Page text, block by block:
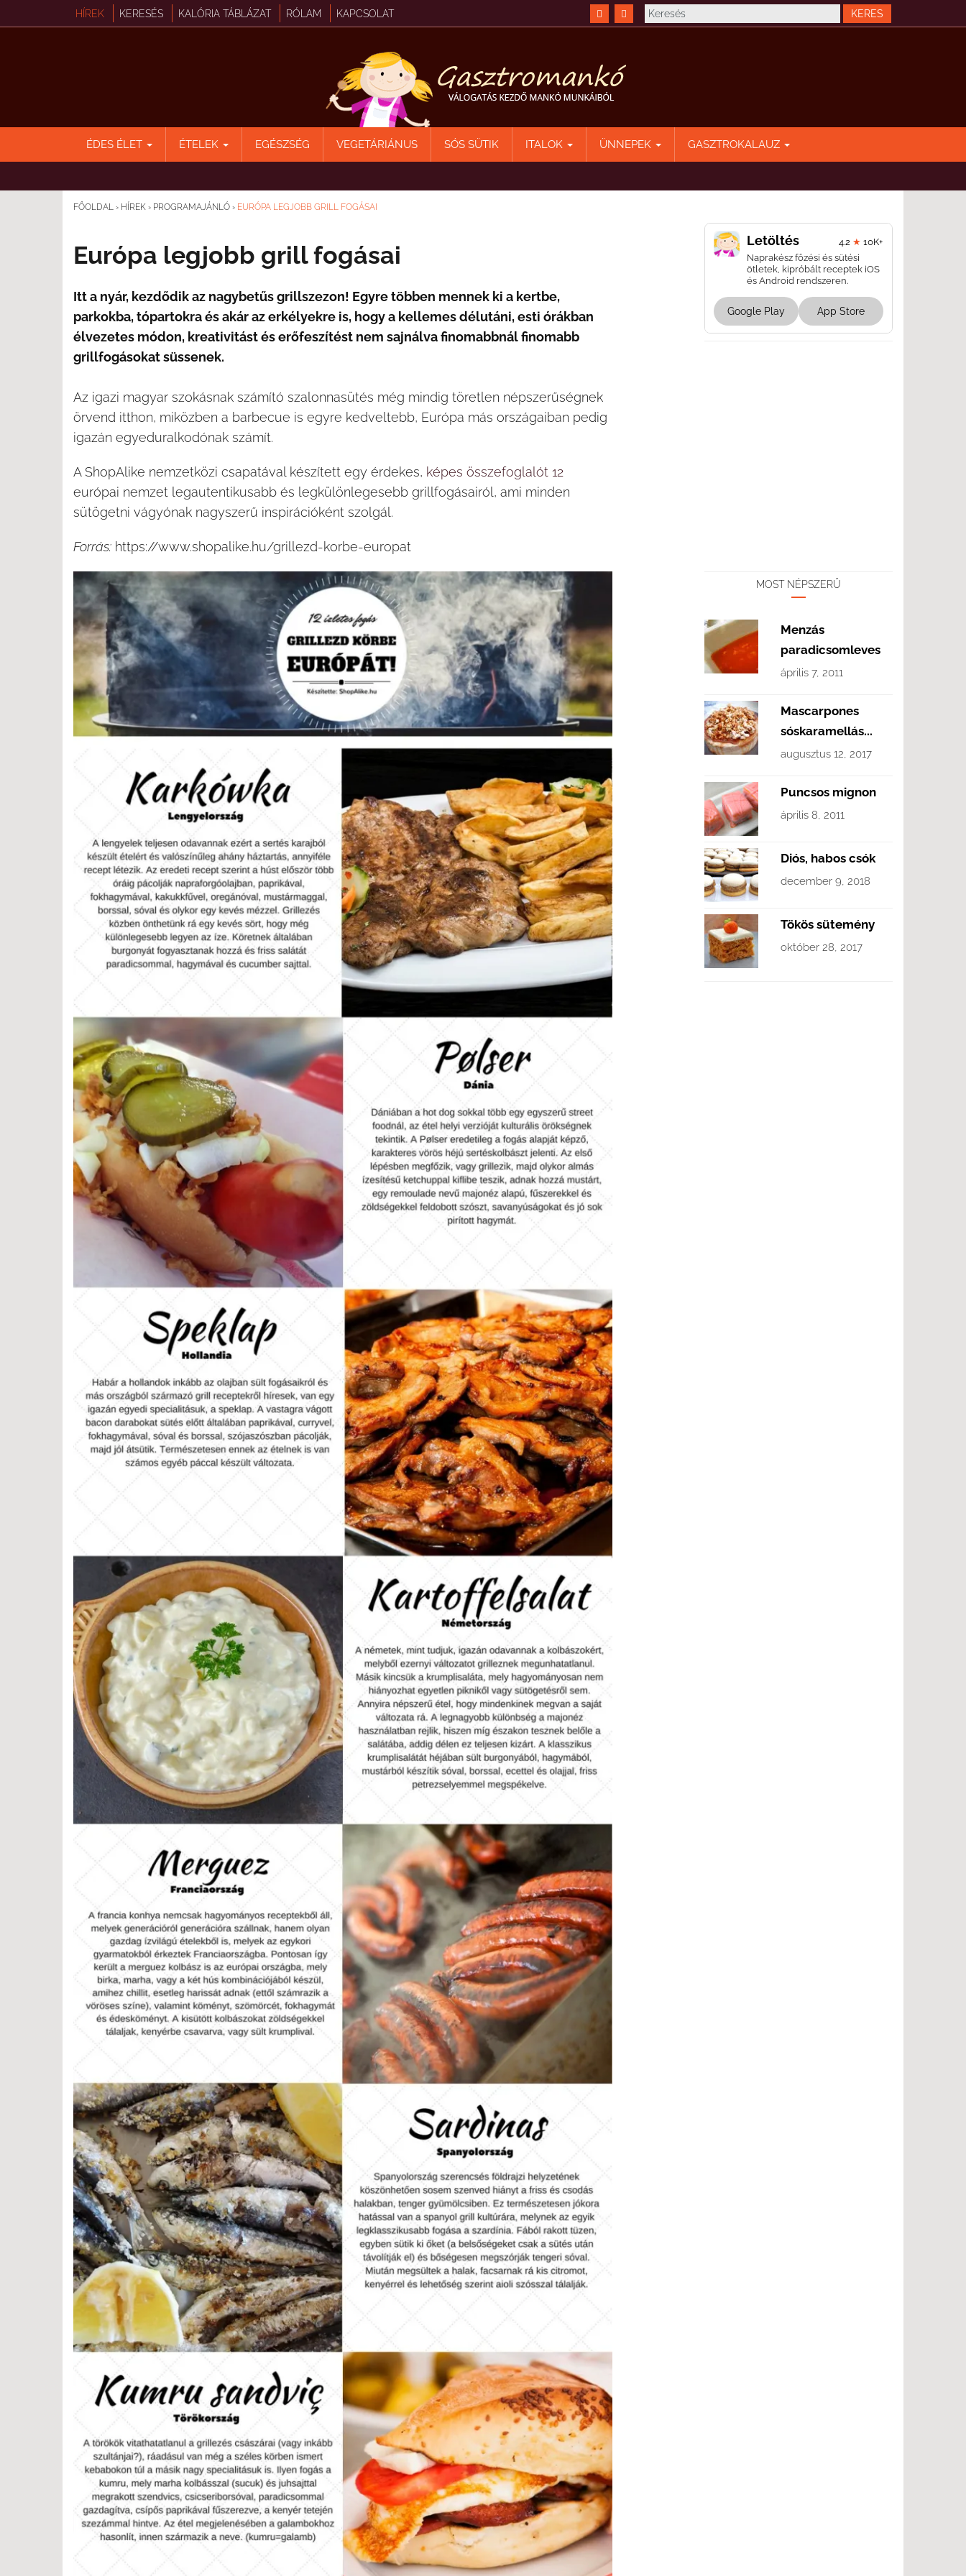
HÍREK KERESÉS KALÓRIA TÁBLÁZAT RÓLAM KAPCSOLAT
ÉDES ÉLET ÉTELEK EGÉSZSÉG VEGETÁRIÁNUS SÓS SÜTIK ITALOK ÜNNEPEK GASZTROKALAUZ
FŐOLDAL › HÍREK › PROGRAMAJÁNLÓ › EURÓPA LEGJOBB GRILL FOGÁSAI
Európa legjobb grill fogásai
Itt a nyár, kezdődik az nagybetűs grillszezon! Egyre többen mennek ki a kertbe,
parkokba, tópartokra és akár az erkélyekre is, hogy a kellemes délutáni, esti órákban
élvezetes módon, kreativitást és erőfeszítést nem sajnálva finomabbnál finomabb
grillfogásokat süssenek.
Az igazi magyar szokásnak számító szalonnasütés még mindig töretlen népszerűségnek
örvend itthon, miközben a barbecue is egyre kedveltebb, Európa más országaiban pedig
igazán egyeduralkodónak számít.
A ShopAlike nemzetközi csapatával készített egy érdekes, képes összefoglalót 12
európai nemzet legautentikusabb és legkülönlegesebb grillfogásairól, ami minden
sütögetni vágyónak nagyszerű inspirációként szolgál.
Forrás: https://www.shopalike.hu/grillezd-korbe-europat
Letöltés 4.2 ★ 10K+
Naprakész főzési és sütési
ötletek, kipróbált receptek iOS
és Android rendszeren.
Google Play App Store
MOST NÉPSZERŰ
Menzás
paradicsomleves
április 7, 2011
Mascarpones
sóskaramellás...
augusztus 12, 2017
Puncsos mignon
április 8, 2011
Diós, habos csók
december 9, 2018
Tökös sütemény
október 28, 2017